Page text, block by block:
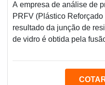
A empresa de análise de
PRFV (Plástico
resultado da junção de
de vidro é obtida pela
mecânicas, ou seja, se os